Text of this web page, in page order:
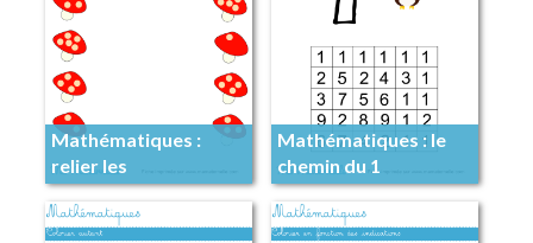
Mathématiques :
relier les
champignons qui ont
le même nombre
Mathématiques : le
chemin du 1